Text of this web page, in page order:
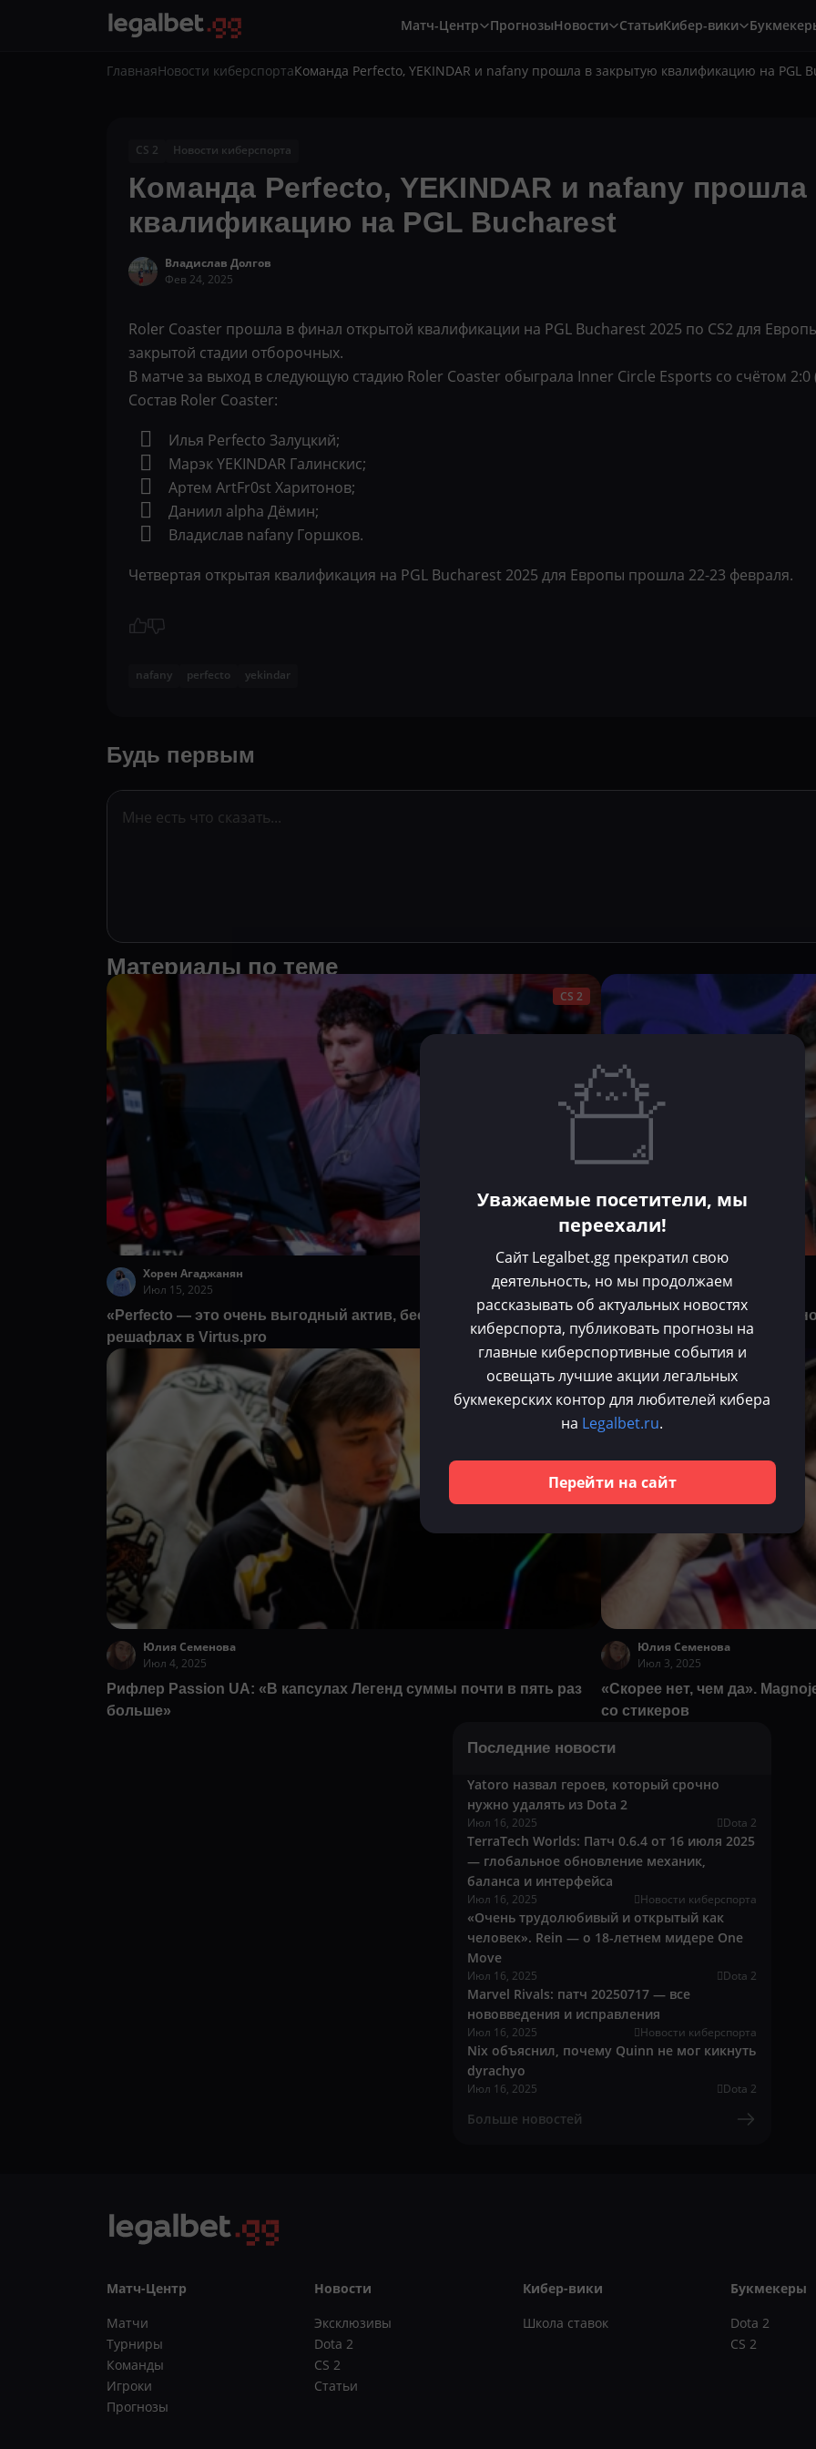
Матч-Центр ПрогнозыНовости СтатьиКибер-вики
ГлавнаяНовости киберспортаКоманда Perfecto, YEKINDAR и nafany прошла в закрытую квалификацию на PGL
CS 2 Новости киберспорта
Команда Perfecto, YEKINDAR и nafany
квалификацию на PGL Bucharest
Владислав Долгов
Фев 24, 2025
Roler Coaster прошла в финал открытой квалификации на PGL Bucharest 2025 по CS2 для
закрытой стадии отборочных.
В матче за выход в следующую стадию Roler Coaster обыграла Inner Circle Esports со счётом 2:0
Состав Roler Coaster:
Илья Perfecto Залуцкий;
Марэк YEKINDAR Галинскис;
Артем ArtFr0st Харитонов;
Даниил alpha Дёмин;
Владислав nafany Горшков.
Четвертая открытая квалификация на PGL Bucharest 2025 для Европы прошла 22-23 февраля.
nafany perfecto yekindar
Будь первым
Материалы по теме
CS 2
Хорен Агаджанян
Июл 15, 2025
«Perfecto — это очень выгодный актив, бесплатный». WYHM — о
решафлах в Virtus.pro
Июл 14, 2025
Perfecto: «У меня были
CS 2
Юлия Семенова
Июл 4, 2025
Рифлер Passion UA: «В капсулах Легенд суммы почти в пять раз
больше»
Юлия Семенова
Июл 3, 2025
«Скорее нет, чем да».
со стикеров
Последние новости
Yatoro назвал героев, который срочно
нужно удалять из Dota 2
Июл 16, 2025 Dota 2
TerraTech Worlds: Патч 0.6.4 от 16 июля 2025
— глобальное обновление механик,
баланса и интерфейса
Июл 16, 2025 Новости киберспорта
«Очень трудолюбивый и открытый как
человек». Rein — о 18-летнем мидере One
Move
Июл 16, 2025 Dota 2
Marvel Rivals: патч 20250717 — все
нововведения и исправления
Июл 16, 2025 Новости киберспорта
Nix объяснил, почему Quinn не мог кикнуть
dyrachyo
Июл 16, 2025 Dota 2
Больше новостей
Матч-Центр
Матчи
Турниры
Команды
Игроки
Прогнозы
Новости
Эксклюзивы
Dota 2
CS 2
Статьи
Кибер-вики
Школа ставок
Букмекеры
Dota 2
CS 2
Уважаемые посетители, мы
переехали!
Сайт Legalbet.gg прекратил свою
деятельность, но мы продолжаем
рассказывать об актуальных новостях
киберспорта, публиковать прогнозы на
главные киберспортивные события и
освещать лучшие акции легальных
букмекерских контор для любителей кибера
на Legalbet.ru.
Перейти на сайт